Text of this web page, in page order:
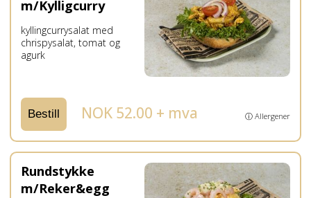
m/Kylligcurry
kyllingcurrysalat med
chrispysalat, tomat og
agurk
Bestill NOK 52.00 + mva ⓘ Allergener
Rundstykke
m/Reker&egg